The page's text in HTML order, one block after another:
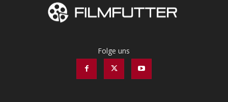
Folge uns